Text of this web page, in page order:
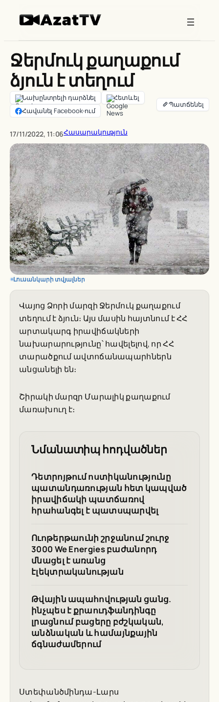
Ջերմուկ քաղաքում
ձյուն է տեղում
Նախընտրելի դարձնել
Հետևել
Հավանել Facebook-ում
17/11/2022, 11:06Հասարակություն
Լուսանկարի տվյալներ
Վայոց Ձորի մարզի Ջերմուկ քաղաքում
տեղում է ձյուն։ Այս մասին հայտնում է ՀՀ
արտակարգ իրավիճակների
նախարարությունը՝ հավելելով, որ ՀՀ
տարածքում ավտոճանապարհներն
անցանելի են։
Շիրակի մարզր Մարալիկ քաղաքում
մառախուղ է։
Նմանատիպ հոդվածներ
Դետրոյթում ոստիկանությունը
պատանդառության հետ կապված
իրավիճակի պատճառով
հրահանգել է պատսպարվել
Ուոթերթաունի շրջանում շուրջ
3000 We Energies բաժանորդ
մնացել է առանց
էլեկտրականության
Թվային ապահովության ցանց.
ինչպես է քրաուդֆանդինգը
լրացնում բացերը բժշկական,
անձնական և համայնքային
ճգնաժամերում
Ստեփանծմինդա-Լարս